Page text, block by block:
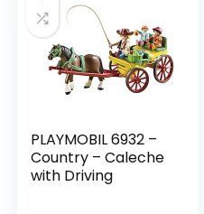
PLAYMOBIL 6932 –
Country – Caleche
with Driving